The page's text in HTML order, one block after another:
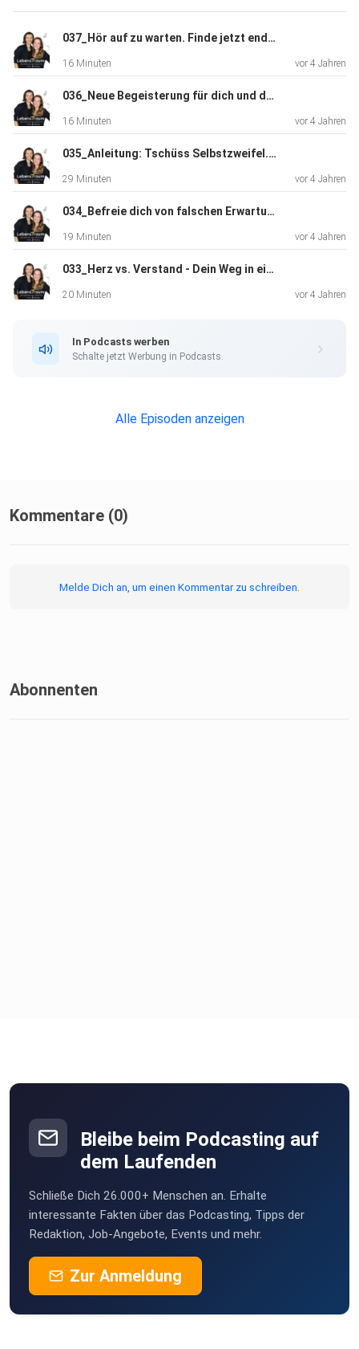
037_Hör auf zu warten. Finde jetzt endlich deine Berufung.
16 Minuten vor 4 Jahren
036_Neue Begeisterung für dich und dein zukünftiges Leben. Deine Vision wartet auf dich.
16 Minuten vor 4 Jahren
035_Anleitung: Tschüss Selbstzweifel. Hallo Selbstbewusstsein. 7 Schritte zur Problemlösung
29 Minuten vor 4 Jahren
034_Befreie dich von falschen Erwartungen und erobere deine Selbstständigkeit zurück
19 Minuten vor 4 Jahren
033_Herz vs. Verstand - Dein Weg in eine glückliche und erfüllte Beziehung
20 Minuten vor 4 Jahren
In Podcasts werben
Schalte jetzt Werbung in Podcasts.
Alle Episoden anzeigen
Kommentare (0)
Melde Dich an, um einen Kommentar zu schreiben.
Abonnenten
Bleibe beim Podcasting auf
dem Laufenden
Schließe Dich 26.000+ Menschen an. Erhalte
interessante Fakten über das Podcasting, Tipps der
Redaktion, Job-Angebote, Events und mehr.
Zur Anmeldung